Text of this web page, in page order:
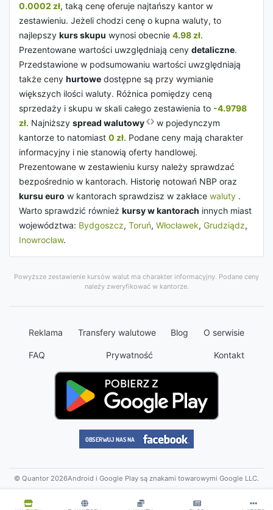
0.0002 zł, taką cenę oferuje najtańszy kantor w
zestawieniu. Jeżeli chodzi cenę o kupna waluty, to
najlepszy kurs skupu wynosi obecnie 4.98 zł.
Prezentowane wartości uwzględniają ceny detaliczne.
Przedstawione w podsumowaniu wartości uwzględniają
także ceny hurtowe dostępne są przy wymianie
większych ilości waluty. Różnica pomiędzy ceną
sprzedaży i skupu w skali całego zestawienia to -4.9798
zł. Najniższy spread walutowy
w pojedynczym
kantorze to natomiast 0 zł. Podane ceny mają charakter
informacyjny i nie stanowią oferty handlowej.
Prezentowane w zestawieniu kursy należy sprawdzać
bezpośrednio w kantorach. Historię notowań NBP oraz
kursu euro w kantorach sprawdzisz w zakłace waluty .
Warto sprawdzić również kursy w kantorach innych miast
województwa: Bydgoszcz, Toruń, Włocławek, Grudziądz,
Inowrocław.
Powyższe zestawienie kursów walut ma charakter informacyjny. Podane ceny
należy zweryfikować w kantorze.
Reklama Transfery walutowe Blog O serwisie
FAQ Prywatność Kontakt
© Quantor 2026Android i Google Play są znakami towarowymi Google LLC.